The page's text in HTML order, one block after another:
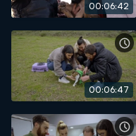
00:06:42
00:06:47